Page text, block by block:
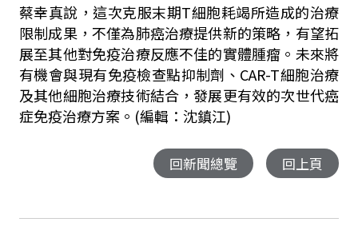
蔡幸真說，這次克服末期T細胞耗竭所造成的治療
限制成果，不僅為肺癌治療提供新的策略，有望拓
展至其他對免疫治療反應不佳的實體腫瘤。未來將
有機會與現有免疫檢查點抑制劑、CAR-T細胞治療
及其他細胞治療技術結合，發展更有效的次世代癌
症免疫治療方案。(編輯：沈鎮江)
回新聞總覽 回上頁